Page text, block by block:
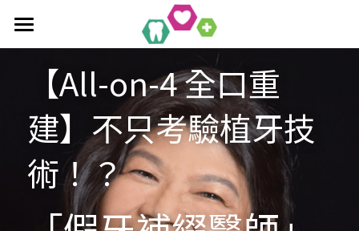
首頁
全口重建療程
單科/多顆植牙療程
All-On-4/6一日全口重建
覆蓋性義齒
吸附式活動假牙
作品集
吸附式假牙作品集
植牙相關作品集
醫療新知
聯絡均潔
【All-on-4 全口重
建】不只考驗植牙技
術！？